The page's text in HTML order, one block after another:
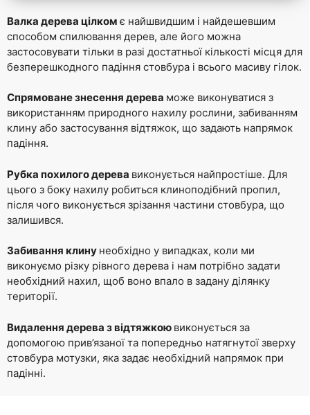
Валка дерева цілком є найшвидшим і найдешевшим
способом спилювання дерев, але його можна
застосовувати тільки в разі достатньої кількості місця для
безперешкодного падіння стовбура і всього масиву гілок.
Спрямоване знесення дерева може виконуватися з
використанням природного нахилу рослини, забиванням
клину або застосування відтяжок, що задають напрямок
падіння.
Рубка похилого дерева виконується найпростіше. Для
цього з боку нахилу робиться клиноподібний пропил,
після чого виконується зрізання частини стовбура, що
залишився.
Забивання клину необхідно у випадках, коли ми
виконуємо різку рівного дерева і нам потрібно задати
необхідний нахил, щоб воно впало в задану ділянку
території.
Видалення дерева з відтяжкою виконується за
допомогою прив’язаної та попередньо натягнутої зверху
стовбура мотузки, яка задає необхідний напрямок при
падінні.